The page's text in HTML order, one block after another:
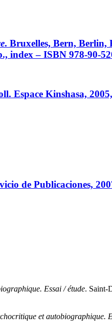
. Bruxelles, Bern,
index – ISBN 978-90-
Espace Kinshasa,
de Publicaciones,
Essai / étude. Saint-
et autobiographique.